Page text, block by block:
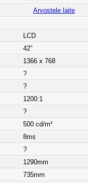
Arvostele laite
LCD
42"
1366 x 768
?
?
1200:1
?
500 cd/m²
8ms
?
1290mm
735mm